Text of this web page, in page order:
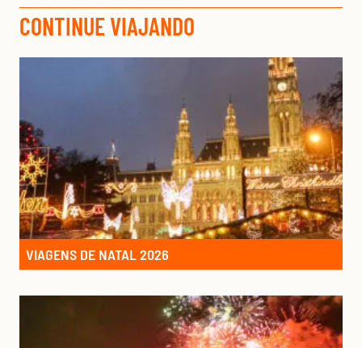
CONTINUE VIAJANDO
VIAGENS DE NATAL 2026